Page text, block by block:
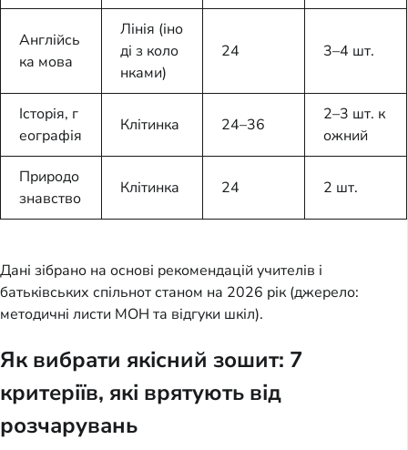
Англійсь
ка мова
Лінія (іно
ді з коло
нками)
24 3–4 шт.
Історія, г
еографія
Клітинка 24–36
2–3 шт. к
ожний
Природо
знавство
Клітинка 24 2 шт.
Дані зібрано на основі рекомендацій учителів і
батьківських спільнот станом на 2026 рік (джерело:
методичні листи МОН та відгуки шкіл).
Як вибрати якісний зошит: 7
критеріїв, які врятують від
розчарувань